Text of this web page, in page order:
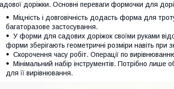
доріжки. Основні переваги формочки для
Міцність і довговічність додасть форма для
багаторазове застосування.
У форми для садових доріжок своїми руками
форми зберігають геометричні розміри навіть при
Скорочення часу робіт. Операції по
Мінімальний набір інструментів. Потрібно
для її вирівнювання.